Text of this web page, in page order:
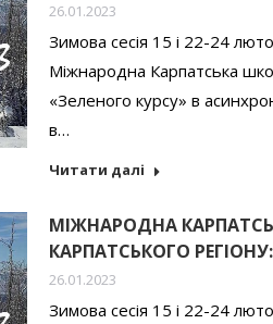
26.01.2023
Зимова сесія 15 i 22-24
Міжнародна Карпатська
«Зеленого курсу» в
в…
Читати далі
МІЖНАРОДНА
КАРПАТСЬКОГО
26.01.2023
Зимова сесія 15 i 22-24